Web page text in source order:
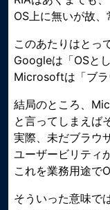
OS上に無いが故
このあたりはとっ
Googleは「OSと
Microsoftは「ブラ
結局のところ、
と言ってしまえば
実際、未だブラウ
ユーザービリティ
これを業務用途で
そういった意味で